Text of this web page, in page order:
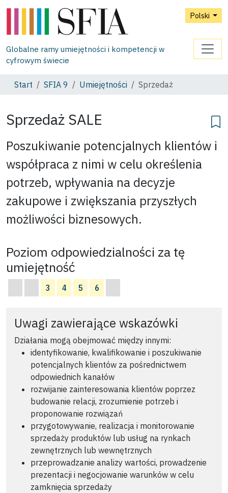
Polski
Globalne ramy umiejętności i kompetencji w
cyfrowym świecie
Start SFIA 9 Umiejętności Sprzedaż
Sprzedaż SALE
Poszukiwanie potencjalnych klientów i
współpraca z nimi w celu określenia
potrzeb, wpływania na decyzje
zakupowe i zwiększania przyszłych
możliwości biznesowych.
Poziom odpowiedzialności za tę
umiejętność
3 4 5 6
Uwagi zawierające wskazówki
Działania mogą obejmować między innymi:
identyfikowanie, kwalifikowanie i poszukiwanie
potencjalnych klientów za pośrednictwem
odpowiednich kanałów
rozwijanie zainteresowania klientów poprzez
budowanie relacji, zrozumienie potrzeb i
proponowanie rozwiązań
przygotowywanie, realizacja i monitorowanie
sprzedaży produktów lub usług na rynkach
zewnętrznych lub wewnętrznych
przeprowadzanie analizy wartości, prowadzenie
prezentacji i negocjowanie warunków w celu
zamknięcia sprzedaży